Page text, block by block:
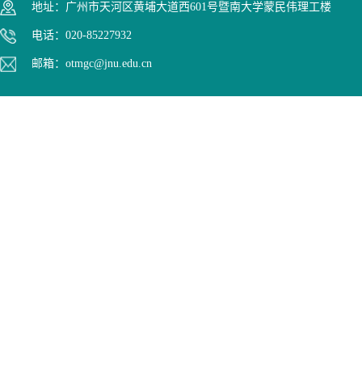
地址：广州市天河区黄埔大道西601号暨南大学蒙民伟理工楼
电话：020-85227932
邮箱：otmgc@jnu.edu.cn